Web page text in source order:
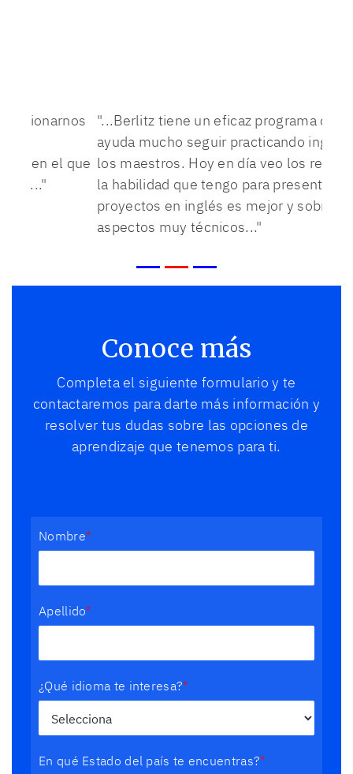
"...Berlitz tiene un eficaz programa que me
ayuda mucho seguir practicando inglés con
los maestros. Hoy en día veo los resultados:
la habilidad que tengo para presentar los
proyectos en inglés es mejor y sobre todo en
aspectos muy técnicos..."
Emmanuel, México
Conoce más
Completa el siguiente formulario y te
contactaremos para darte más información y
¿Qué idioma te interesa?